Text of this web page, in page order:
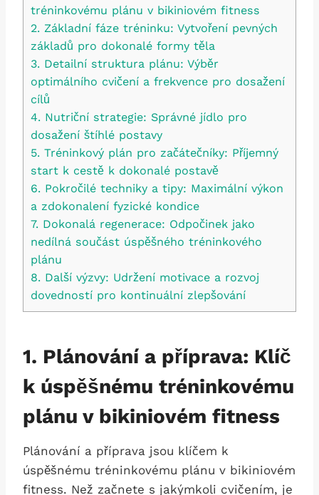
tréninkovému plánu ⁣v bikiniovém fitness
2. Základní fáze ​tréninku: Vytvoření ‌pevných
základů pro dokonalé ‌formy těla
3.⁢ Detailní struktura​ plánu: Výběr
optimálního cvičení a frekvence pro‍ dosažení
cílů
4.⁢ Nutriční strategie: Správné jídlo ‌pro
⁣dosažení štíhlé postavy
5. Tréninkový plán pro začátečníky:​ Příjemný ​
start k cestě ‍k dokonalé ​postavě
6. Pokročilé techniky a tipy: Maximální výkon
a zdokonalení fyzické ​kondice
7. Dokonalá regenerace: Odpočinek jako
nedílná‌ součást úspěšného⁤ tréninkového
plánu
8. Další výzvy: ⁢Udržení motivace a rozvoj
dovedností pro⁣ kontinuální zlepšování
1. Plánování a příprava: Klíč
⁣k ⁣úspěšnému tréninkovému
plánu ⁣v bikiniovém fitness
Plánování a příprava jsou klíčem k
⁢úspěšnému tréninkovému plánu v bikiniovém
fitness. Než začnete s‌ jakýmkoli⁤ cvičením, je